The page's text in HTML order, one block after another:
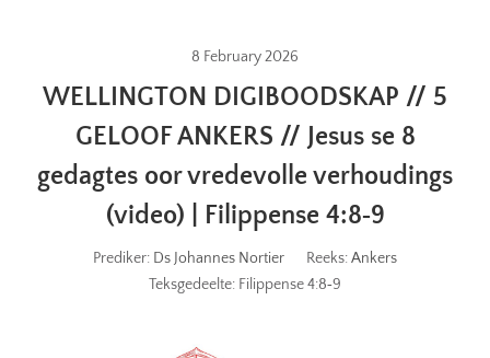
8 February 2026
WELLINGTON DIGIBOODSKAP // 5
GELOOF ANKERS // Jesus se 8
gedagtes oor vredevolle verhoudings
(video) | Filippense 4:8‐9
Prediker: Ds Johannes Nortier Reeks:Ankers
Teksgedeelte: Filippense 4:8‐9